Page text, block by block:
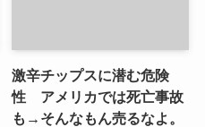
激辛チップスに潜む危険
性 アメリカでは死亡事故
も→そんなもん売るなよ。